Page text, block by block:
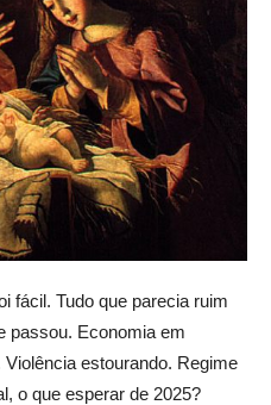
fácil. Tudo que parecia ruim
passou. Economia em
estourando. Regime
o que esperar de 2025?